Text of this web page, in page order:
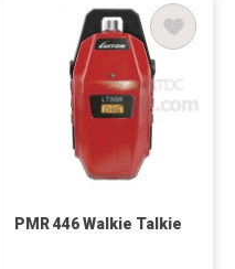
PMR 446 Walkie Talkie